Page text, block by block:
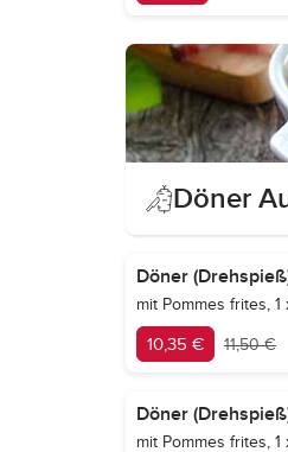
Döner
Döner
mit Pommes frites,
10,35 € 11,50 €
Döner
mit Pommes frites,